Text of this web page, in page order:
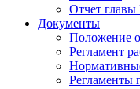
Отчет
Документы
Положение
Регламент
Регламенты